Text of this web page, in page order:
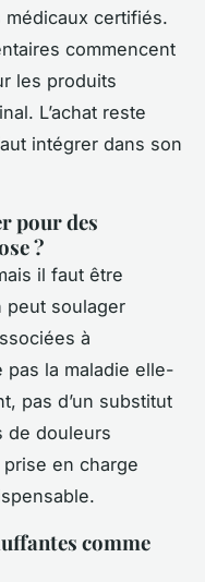
médicaux certifiés.
commencent
les produits
L’achat reste
intégrer dans son
pour des
?
il faut être
peut soulager
à
pas la maladie elle-
pas d’un substitut
de douleurs
en charge
comme